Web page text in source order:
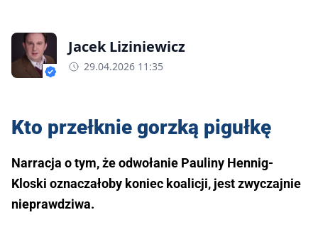
Jacek Liziniewicz
29.04.2026 11:35
Kto przełknie gorzką pigułkę
Narracja o tym, że odwołanie Pauliny Hennig-
Kloski oznaczałoby koniec koalicji, jest zwyczajnie
nieprawdziwa.